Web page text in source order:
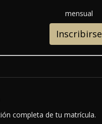
mensual
Inscribirse
completa de tu matrícula.